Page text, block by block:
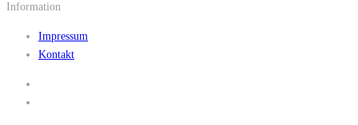
Information
Impressum
Kontakt